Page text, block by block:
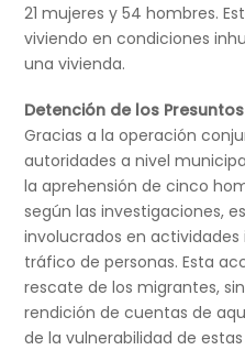
21 mujeres y 54 hombres.
viviendo en condiciones
una vivienda.
Detención de los
Gracias a la operación
autoridades a nivel
la aprehensión de cinco
según las investigaciones,
involucrados en
tráfico de personas. Esta
rescate de los migrantes,
rendición de cuentas de
de la vulnerabilidad de